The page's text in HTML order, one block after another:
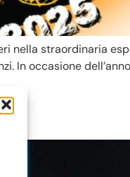
nella straordinaria
In occasione